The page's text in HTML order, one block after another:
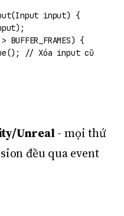
(Input input) {
{
// Xóa input cũ
Unreal- mọi thứ
đều qua event